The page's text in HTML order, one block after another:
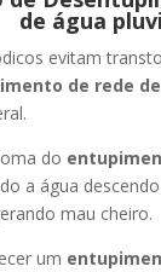
de água
evitam
de rede
do
a água
mau cheiro.
um